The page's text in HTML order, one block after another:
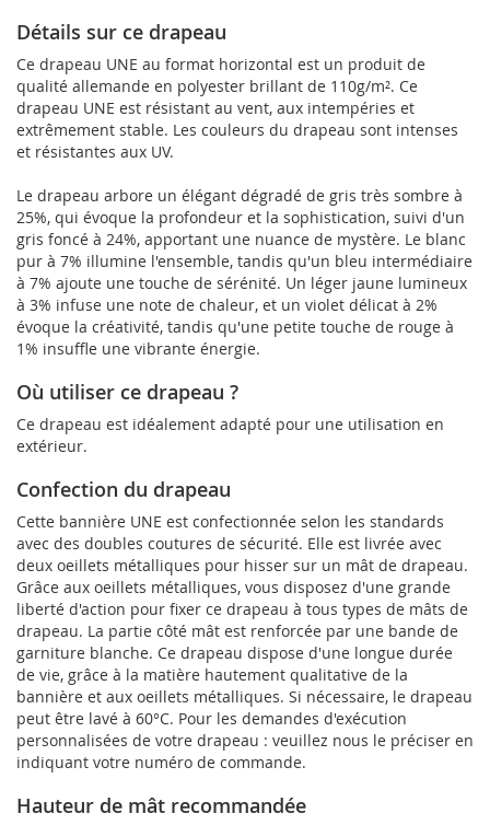
Détails sur ce drapeau
Ce drapeau UNE au format horizontal est un produit de
qualité allemande en polyester brillant de 110g/m². Ce
drapeau UNE est résistant au vent, aux intempéries et
extrêmement stable. Les couleurs du drapeau sont intenses
et résistantes aux UV.
Le drapeau arbore un élégant dégradé de gris très sombre à
25%, qui évoque la profondeur et la sophistication, suivi d'un
gris foncé à 24%, apportant une nuance de mystère. Le blanc
pur à 7% illumine l'ensemble, tandis qu'un bleu intermédiaire
à 7% ajoute une touche de sérénité. Un léger jaune lumineux
à 3% infuse une note de chaleur, et un violet délicat à 2%
évoque la créativité, tandis qu'une petite touche de rouge à
1% insuffle une vibrante énergie.
Où utiliser ce drapeau ?
Ce drapeau est idéalement adapté pour une utilisation en
extérieur.
Confection du drapeau
Cette bannière UNE est confectionnée selon les standards
avec des doubles coutures de sécurité. Elle est livrée avec
deux oeillets métalliques pour hisser sur un mât de drapeau.
Grâce aux oeillets métalliques, vous disposez d'une grande
liberté d'action pour fixer ce drapeau à tous types de mâts de
drapeau. La partie côté mât est renforcée par une bande de
garniture blanche. Ce drapeau dispose d'une longue durée
de vie, grâce à la matière hautement qualitative de la
bannière et aux oeillets métalliques. Si nécessaire, le drapeau
peut être lavé à 60°C. Pour les demandes d'exécution
personnalisées de votre drapeau : veuillez nous le préciser en
indiquant votre numéro de commande.
Hauteur de mât recommandée